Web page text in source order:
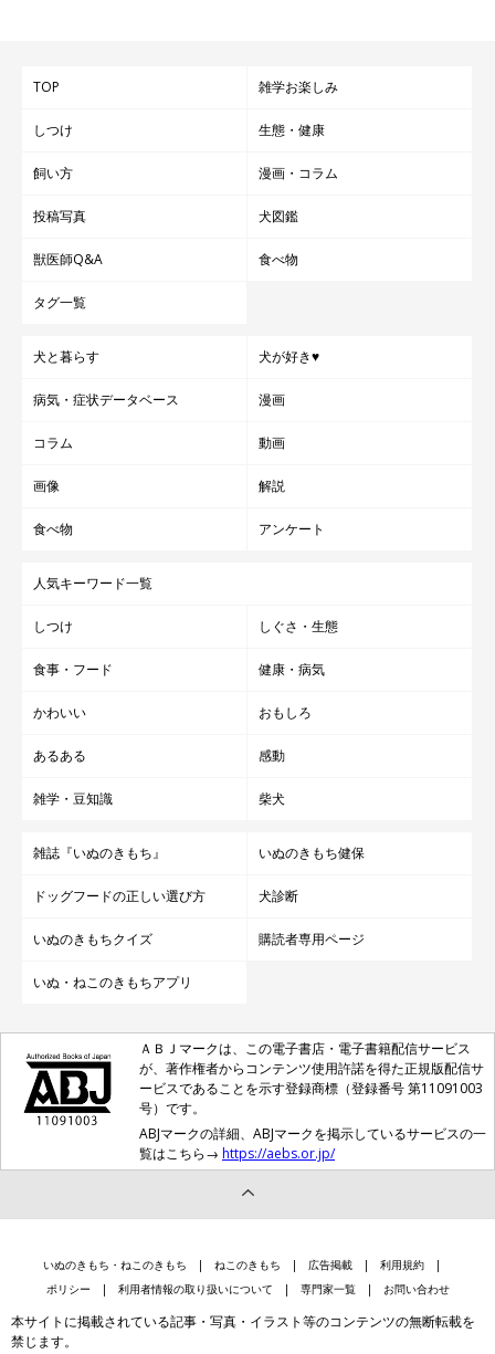
TOP 雑学お楽しみ
しつけ 生態・健康
飼い方 漫画・コラム
投稿写真 犬図鑑
獣医師Q&A 食べ物
タグ一覧
犬と暮らす 犬が好き♥
病気・症状データベース 漫画
コラム 動画
画像 解説
食べ物 アンケート
人気キーワード一覧
しつけ しぐさ・生態
食事・フード 健康・病気
かわいい おもしろ
あるある 感動
雑学・豆知識 柴犬
雑誌『いぬのきもち』 いぬのきもち健保
ドッグフードの正しい選び方 犬診断
いぬのきもちクイズ 購読者専用ページ
いぬ・ねこのきもちアプリ
ＡＢＪマークは、この電子書店・電子書籍配信サービス
が、著作権者からコンテンツ使用許諾を得た正規版配信サ
ービスであることを示す登録商標（登録番号 第11091003
号）です。
ABJマークの詳細、ABJマークを掲示しているサービスの一
覧はこちら→ https://aebs.or.jp/
いぬのきもち・ねこのきもち ねこのきもち 広告掲載
利用規約
ポリシー
利用者情報の取り扱いについて 専門家一覧 お問い合わせ
本サイトに掲載されている記事・写真・イラスト等のコンテンツの無断転載を
禁じます。